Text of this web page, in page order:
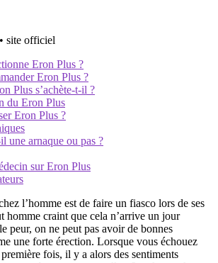
site officiel
Eron Plus ?
Eron Plus ?
Plus s’achète-t-il ?
du Eron Plus
Eron Plus ?
une arnaque ou pas ?
sur Eron Plus
l’homme est de faire un fiasco lors de ses
homme craint que cela n’arrive un jour
peur, on ne peut pas avoir de bonnes
une forte érection. Lorsque vous échouez
fois, il y a alors des sentiments